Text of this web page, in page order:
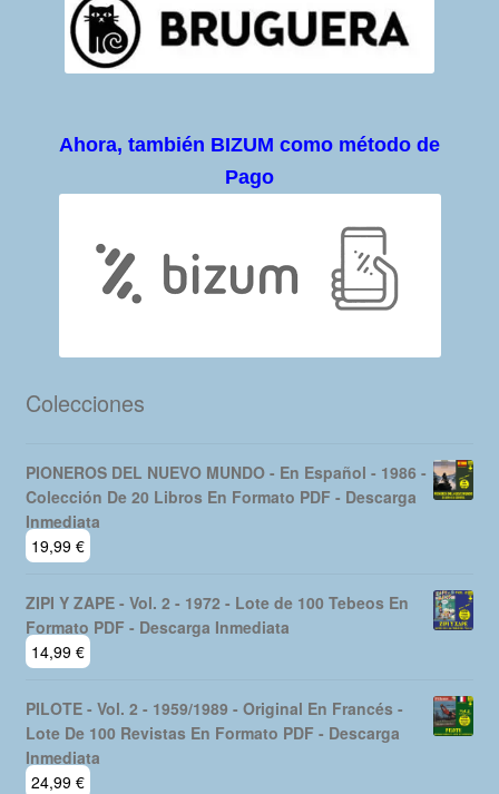
Ahora, también BIZUM como método de
Pago
Colecciones
PIONEROS DEL NUEVO MUNDO - En Español - 1986 -
Colección De 20 Libros En Formato PDF - Descarga
Inmediata
19,99 €
ZIPI Y ZAPE - Vol. 2 - 1972 - Lote de 100 Tebeos En
Formato PDF - Descarga Inmediata
14,99 €
PILOTE - Vol. 2 - 1959/1989 - Original En Francés -
Lote De 100 Revistas En Formato PDF - Descarga
Inmediata
24,99 €